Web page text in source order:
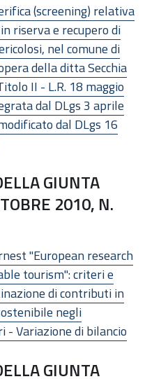
(screening) relativa
riserva e recupero di
nel comune di
della ditta Secchia
II - L.R. 18 maggio
dal DLgs 3 aprile
dal DLgs 16
GIUNTA
2010, N.
"European research
tourism": criteri e
di contributi in
negli
Variazione di bilancio
GIUNTA